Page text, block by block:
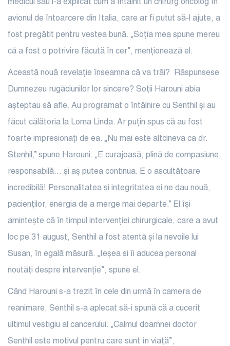
medicul său i-a explicat cum a întâlnit un chirurg oncolog în
avionul de întoarcere din Italia, care ar fi putut să-l ajute, a
fost pregătit pentru vestea bună. „Soția mea spune mereu
că a fost o potrivire făcută în cer”, menționează el.
Această nouă revelație înseamna că va trăi? Răspunsese
Dumnezeu rugăciunilor lor sincere? Soții Harouni abia
așteptau să afle. Au programat o întâlnire cu Senthil și au
făcut călătoria la Loma Linda. Ar puțin spus că au fost
foarte impresionați de ea. „Nu mai este altcineva ca dr.
Stenhil,” spune Harouni. „E curajoasă, plină de compasiune,
responsabilă… și aș putea continua. E o ascultătoare
incredibilă! Personalitatea și integritatea ei ne dau nouă,
pacienților, energia de a merge mai departe.” El își
amintește că în timpul intervenției chirurgicale, care a avut
loc pe 31 august, Senthil a fost atentă și la nevoile lui
Susan, în egală măsură. „Ieșea și îi aducea personal
noutăți despre intervenție”, spune el.
Când Harouni s-a trezit în cele din urmă în camera de
reanimare, Senthil s-a aplecat să-i spună că a cucerit
ultimul vestigiu al cancerului. „Calmul doamnei doctor
Senthil este motivul pentru care sunt în viață”,